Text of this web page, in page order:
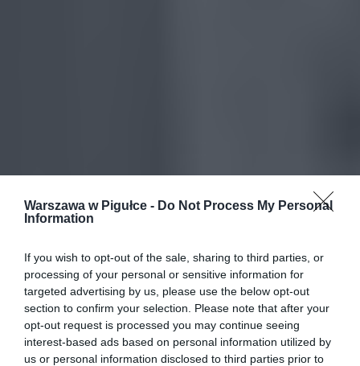
Warszawa w Pigułce - Do Not Process My Personal
Information
If you wish to opt-out of the sale, sharing to third parties, or
processing of your personal or sensitive information for
targeted advertising by us, please use the below opt-out
section to confirm your selection. Please note that after your
opt-out request is processed you may continue seeing
interest-based ads based on personal information utilized by
us or personal information disclosed to third parties prior to